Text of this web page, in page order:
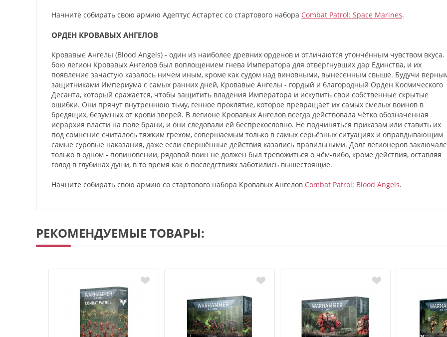
Начните собирать свою армию Адептус Астартес со стартового набора Combat Patrol: Space Marines.
ОРДЕН КРОВАВЫХ АНГЕЛОВ
Кровавые Ангелы (Blood Angels) - один из наиболее древних орденов и отличаются утончённым чувством вкуса.
бою легион Кровавых Ангелов был воплощением гнева Императора для отвергнувших дар Единства, и их
появление зачастую казалось ничем иным, кроме как судом над виновными, вынесенным свыше. Будучи
защитниками Империума с самых ранних дней, Кровавые Ангелы - гордый и благородный Орден Космического
Десанта, который сражается, чтобы защитить владения Императора и искупить свои собственные скрытые
ошибки. Они прячут внутреннюю тьму, генное проклятие, которое превращает их самых смелых воинов в
бредящих, безумных от крови зверей. В легионе Кровавых Ангелов всегда действовала чётко обозначенная
иерархия власти на поле брани, и они следовали ей беспрекословно. Не подчиняться приказам или ставить их
под сомнение считалось тяжким грехом, совершаемым только в самых серьёзных ситуациях и оправдывающим
самые суровые наказания, даже если свершённые действия казались правильными. Долг легионеров
только в одном - повиновении, рядовой воин не должен был тревожиться о чём-либо, кроме действия, оставляя
голод в глубинах души, в то время как о последствиях заботились вышестоящие.
Начните собирать свою армию со стартового набора Кровавых Ангелов Combat Patrol: Blood Angels.
РЕКОМЕНДУЕМЫЕ ТОВАРЫ: